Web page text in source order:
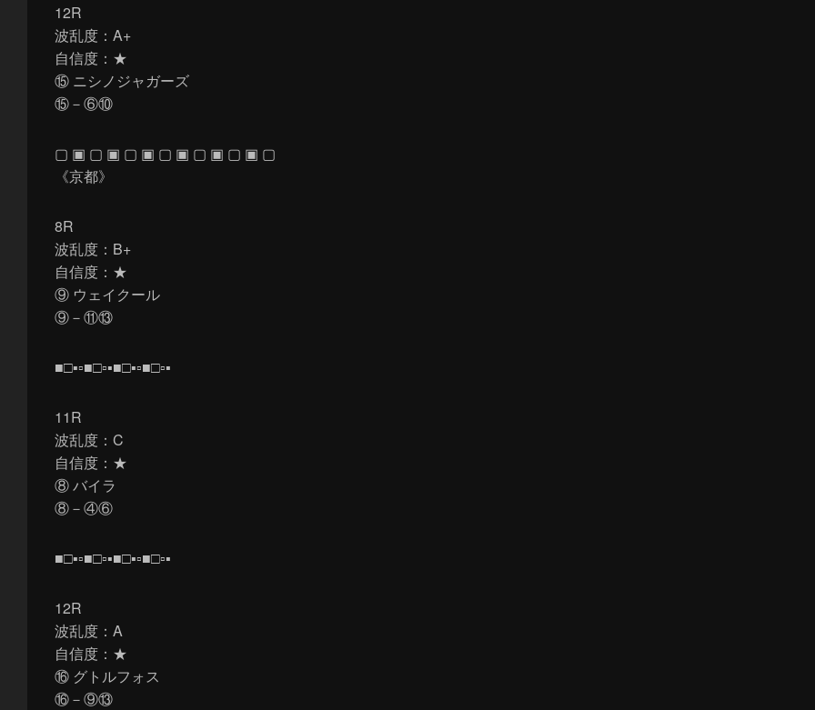
12R
波乱度：A+
自信度：★
⑮ ニシノジャガーズ
⑮－⑥⑩
▢ ▣ ▢ ▣ ▢ ▣ ▢ ▣ ▢ ▣ ▢ ▣ ▢
《京都》
8R
波乱度：B+
自信度：★
⑨ ウェイクール
⑨－⑪⑬
■□▪▫■□▫▪■□▪▫■□▫▪
11R
波乱度：C
自信度：★
⑧ バイラ
⑧－④⑥
■□▪▫■□▫▪■□▪▫■□▫▪
12R
波乱度：A
自信度：★
⑯ グトルフォス
⑯－⑨⑬